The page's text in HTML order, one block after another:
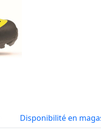
Disponibilité en